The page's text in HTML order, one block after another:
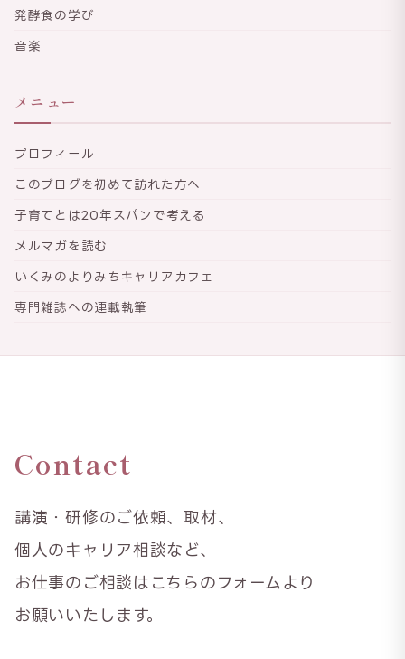
発酵食の学び
音楽
メニュー
プロフィール
このブログを初めて訪れた方へ
子育てとは20年スパンで考える
メルマガを読む
いくみのよりみちキャリアカフェ
専門雑誌への連載執筆
Contact
講演・研修のご依頼、取材、
個人のキャリア相談など、
お仕事のご相談はこちらのフォームより
お願いいたします。